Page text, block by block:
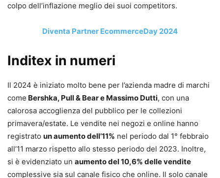
colpo dell’inflazione meglio dei suoi competitors.
Diventa Partner EcommerceDay 2024
Inditex in numeri
Il 2024 è iniziato molto bene per l’azienda madre di marchi
come Bershka, Pull & Bear e Massimo Dutti, con una
calorosa accoglienza del pubblico per le collezioni
primavera/estate. Le vendite nei negozi e online hanno
registrato un aumento dell’11% nel periodo dal 1° febbraio
all’11 marzo rispetto allo stesso periodo del 2023. Inoltre,
si è evidenziato un aumento del 10,6% delle vendite
complessive sia sul canale fisico che online. Il solo canale